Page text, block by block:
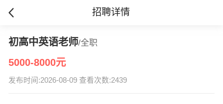
招聘详情
初高中英语老师/全职
5000-8000元
发布时间:2026-08-09 查看次数:2439